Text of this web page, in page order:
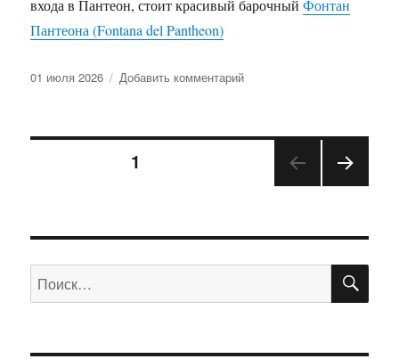
входа в Пантеон, стоит красивый барочныйФонтан
Пантеона (Fontana del Pantheon)
Опубликовано
01 июля 2026 Добавить комментарийк
Пагинация
1
СТРА
НИЦ
Искать: